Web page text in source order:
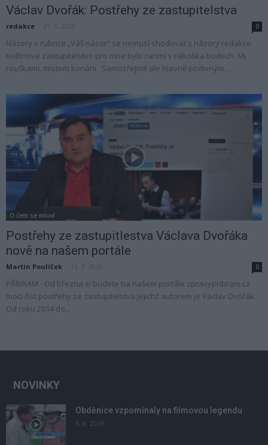
Václav Dvořák: Postřehy ze zastupitelstva
redakce 0
Názory v rubrice „Váš názor“ se nemusí shodovat s názory redakce.
Květnové zastupitelstvo pro mne bylo raritní v několika bodech. Mj.
rouškami, místem konání. Samozřejmě ale hlavně podivným...
O čem se mluví
Postřehy ze zastupitlestva Václava Dvořáka
nově na našem portále
Martin Poulíček 0
PŘÍBRAM - Od března si budete na našem portále zpravypribram.cz
moci číst postřehy ze zastupitelstva jejichž autorem je Václav Dvořák.
Od roku 2014 do...
NOVINKY
Obděnice vzpomínaly na filmovou legendu
6. 8. 2026